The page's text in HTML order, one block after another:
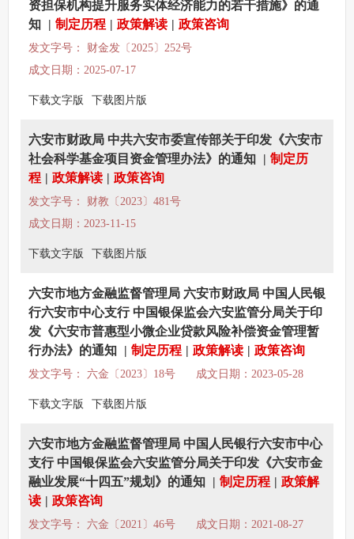
资担保机构提升服务实体经济能力的若干措施》的通
知 | 制定历程 | 政策解读 | 政策咨询
发文字号： 财金发〔2025〕252号
成文日期：2025-07-17
下载文字版 下载图片版
六安市财政局 中共六安市委宣传部关于印发《六安市
社会科学基金项目资金管理办法》的通知 | 制定历
程 | 政策解读 | 政策咨询
发文字号： 财教〔2023〕481号
成文日期：2023-11-15
下载文字版 下载图片版
六安市地方金融监督管理局 六安市财政局 中国人民银
行六安市中心支行 中国银保监会六安监管分局关于印
发《六安市普惠型小微企业贷款风险补偿资金管理暂
行办法》的通知 | 制定历程 | 政策解读 | 政策咨询
发文字号： 六金〔2023〕18号 成文日期：2023-05-28
下载文字版 下载图片版
六安市地方金融监督管理局 中国人民银行六安市中心
支行 中国银保监会六安监管分局关于印发《六安市金
融业发展“十四五”规划》的通知 | 制定历程 | 政策解
读 | 政策咨询
发文字号： 六金〔2021〕46号 成文日期：2021-08-27